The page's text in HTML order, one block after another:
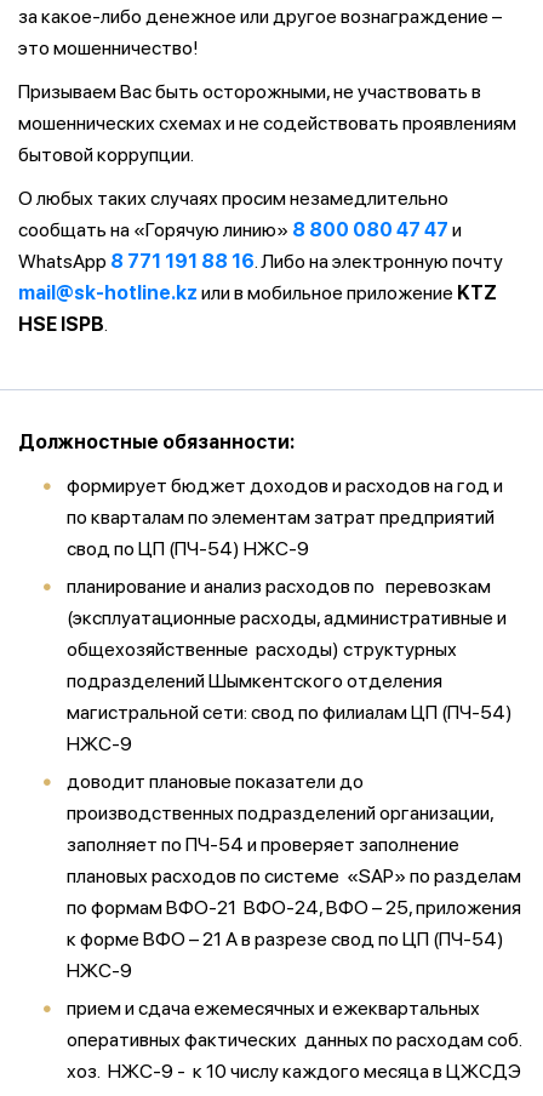
за какое-либо денежное или другое вознаграждение –
это мошенничество!
Призываем Вас быть осторожными, не участвовать в
мошеннических схемах и не содействовать проявлениям
бытовой коррупции.
О любых таких случаях просим незамедлительно
сообщать на «Горячую линию» 8 800 080 47 47 и
WhatsApp 8 771 191 88 16. Либо на электронную почту
mail@sk-hotline.kz или в мобильное приложение KTZ
HSE ISPB.
Должностные обязанности:
формирует бюджет доходов и расходов на год и
по кварталам по элементам затрат предприятий
свод по ЦП (ПЧ-54) НЖС-9
планирование и анализ расходов по перевозкам
(эксплуатационные расходы, административные и
общехозяйственные расходы) структурных
подразделений Шымкентского отделения
магистральной сети: свод по филиалам ЦП (ПЧ-54)
НЖС-9
доводит плановые показатели до
производственных подразделений организации,
заполняет по ПЧ-54 и проверяет заполнение
плановых расходов по системе «SAP» по разделам
по формам ВФО-21 ВФО-24, ВФО – 25, приложения
к форме ВФО – 21 А в разрезе свод по ЦП (ПЧ-54)
НЖС-9
прием и сдача ежемесячных и ежеквартальных
оперативных фактических данных по расходам соб.
хоз. НЖС-9 - к 10 числу каждого месяца в ЦЖСДЭ